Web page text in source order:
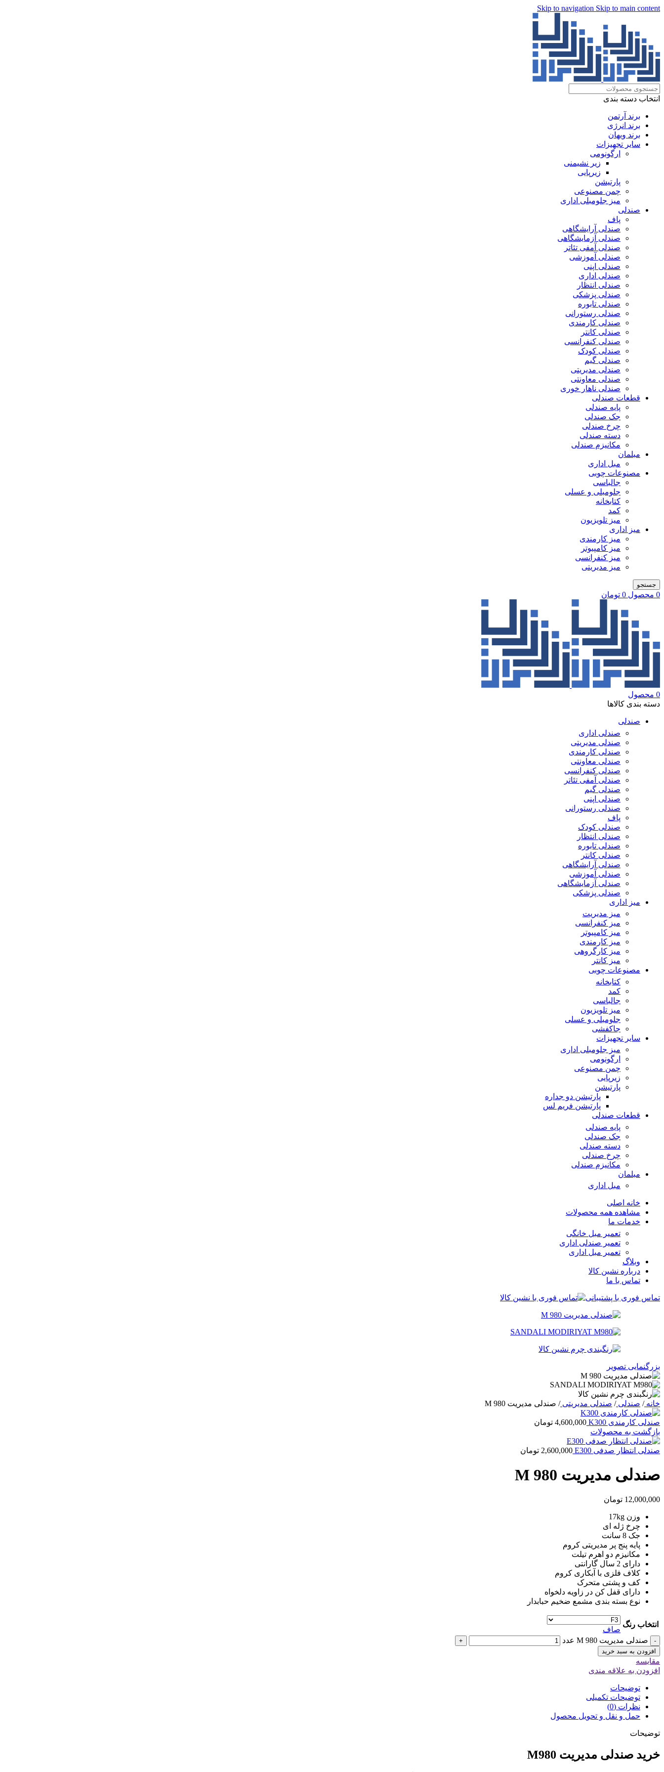
Skip to navigation Skip to main content
انتخاب دسته بندی
برند آرتمن
برند انرژی
برند ویهان
سایر تجهیزات
ارگونومی
زیر نشیمنی
زیرپایی
پارتیشن
چمن مصنوعی
میز جلومبلی اداری
صندلی
پاف
صندلی آرایشگاهی
صندلی آزمایشگاهی
صندلی آمفی تئاتر
صندلی آموزشی
صندلی اپنی
صندلی اداری
صندلی انتظار
صندلی پزشکی
صندلی تابوره
صندلی رستورانی
صندلی کارمندی
صندلی کانتر
صندلی کنفرانسی
صندلی کودک
صندلی گیم
صندلی مدیریتی
صندلی معاونتی
صندلی ناهار خوری
قطعات صندلی
پایه صندلی
جک صندلی
چرخ صندلی
دسته صندلی
مکانیزم صندلی
مبلمان
مبل اداری
مصنوعات چوبی
جالباسی
جلومبلی و عسلی
کتابخانه
کمد
میز تلویزیون
میز اداری
میز کارمندی
میز کامپیوتر
میز کنفرانسی
میز مدیریتی
جستجو
0 محصول 0 تومان
0 محصول
دسته بندی کالاها
صندلی
صندلی اداری
صندلی مدیریتی
صندلی کارمندی
صندلی معاونتی
صندلی کنفرانسی
صندلی آمفی تئاتر
صندلی گیم
صندلی اپنی
صندلی رستورانی
پاف
صندلی کودک
صندلی انتظار
صندلی تابوره
صندلی کانتر
صندلی آرایشگاهی
صندلی آموزشی
صندلی آزمایشگاهی
صندلی پزشکی
میز اداری
میز مدیریت
میز کنفرانسی
میز کامپیوتر
میز کارمندی
میز کارگروهی
میز کانتر
مصنوعات چوبی
کتابخانه
کمد
جالباسی
میز تلویزیون
جلومبلی و عسلی
جاکفشی
سایر تجهیزات
میز جلومبلی اداری
ارگونومی
چمن مصنوعی
زیرپایی
پارتیشن
پارتیشن دو جداره
پارتیشن فریم لس
قطعات صندلی
پایه صندلی
جک صندلی
دسته صندلی
چرخ صندلی
مکانیزم صندلی
مبلمان
مبل اداری
خانه اصلی
مشاهده همه محصولات
خدمات ما
تعمیر مبل خانگی
تعمیر صندلی اداری
تعمیر مبل اداری
وبلاگ
درباره نشین کالا
تماس با ما
تماس فوری با پشتیبانی
بزرگنمایی تصویر
خانه/ صندلی/ صندلی مدیریتی/ صندلی مدیریت M 980
صندلی کارمندی K300 4,600,000 تومان
بازگشت به محصولات
صندلی انتظار صدفی E300 2,600,000 تومان
صندلی مدیریت M 980
12,000,000 تومان
وزن 17kg
چرخ ژله ای
جک 8 سانت
پایه پنج پر مدیریتی کروم
مکانیزم دو اهرم تیلت
دارای 2 سال گارانتی
کلاف فلزی با آبکاری کروم
کف و پشتی متحرک
دارای قفل کن در زاویه دلخواه
نوع بسته بندی مشمع ضخیم حبابدار
انتخاب رنگ
صاف
- صندلی مدیریت M 980 عدد
+
افزودن به سبد خرید
مقایسه
افزودن به علاقه مندی
توضیحات
توضیحات تکمیلی
نظرات (0)
حمل و نقل و تحویل محصول
توضیحات
خرید صندلی مدیریت M980